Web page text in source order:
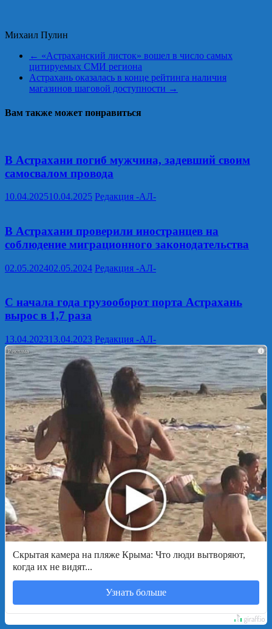
Михаил Пулин
← «Астраханский листок» вошел в число самых
цитируемых СМИ региона
Астрахань оказалась в конце рейтинга наличия
магазинов шаговой доступности →
Вам также может понравиться
В Астрахани погиб мужчина, задевший своим
самосвалом провода
10.04.202510.04.2025 Редакция -АЛ-
В Астрахани проверили иностранцев на
соблюдение миграционного законодательства
02.05.202402.05.2024 Редакция -АЛ-
С начала года грузооборот порта Астрахань
вырос в 1,7 раза
13.04.202313.04.2023 Редакция -АЛ-
i
Скрытая камера на пляже Крыма: Что люди вытворяют,
когда их не видят...
Узнать больше